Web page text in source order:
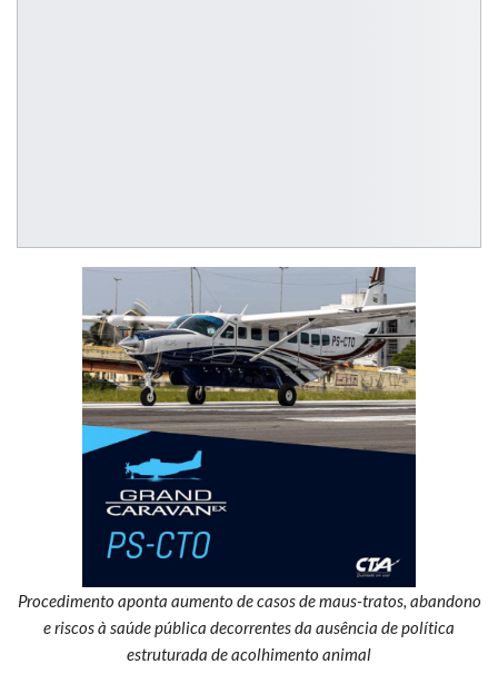
Procedimento aponta aumento de casos de maus-tratos, abandono
e riscos à saúde pública decorrentes da ausência de política
estruturada de acolhimento animal